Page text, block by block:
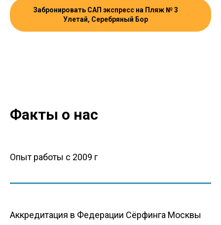
Забронировать САП экспресс на Пляж № 3
Улетай, Серебряный Бор
Факты о нас
Опыт работы с 2009 г
Аккредитация в Федерации Сёрфинга Москвы